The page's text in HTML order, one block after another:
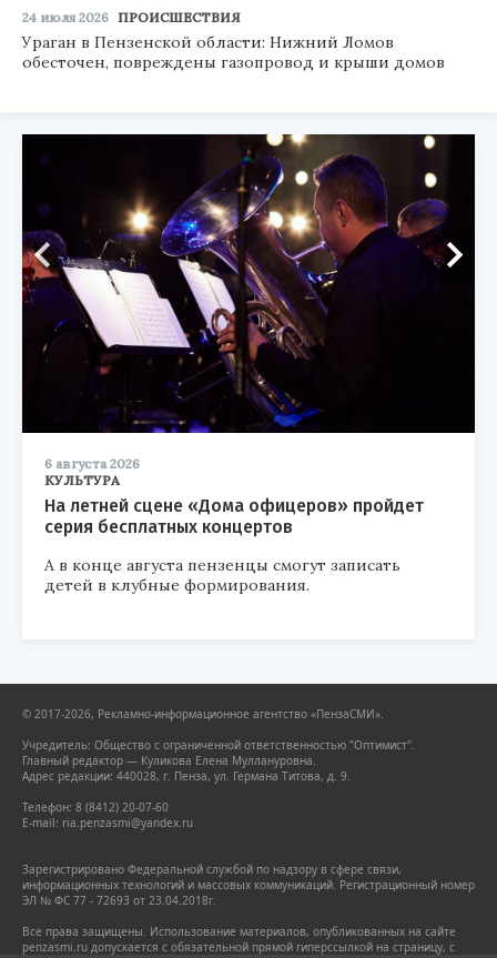
24 июля 2026 ПРОИСШЕСТВИЯ
Ураган в Пензенской области: Нижний Ломов
обесточен, повреждены газопровод и крыши домов
6 августа 2026
КУЛЬТУРА
На летней сцене «Дома офицеров» пройдет
серия бесплатных концертов
А в конце августа пензенцы смогут записать
детей в клубные формирования.
© 2017-2026, Рекламно-информационное агентство «ПензаСМИ».
Учредитель: Общество с ограниченной ответственностью "Оптимист".
Главный редактор — Куликова Елена Муллануровна.
Адрес редакции: 440028, г. Пенза, ул. Германа Титова, д. 9.
Телефон: 8 (8412) 20-07-60
E-mail: ria.penzasmi@yandex.ru
Зарегистрировано Федеральной службой по надзору в сфере связи,
информационных технологий и массовых коммуникаций. Регистрационный номер
ЭЛ № ФС 77 - 72693 от 23.04.2018г.
Все права защищены. Использование материалов, опубликованных на сайте
penzasmi.ru допускается с обязательной прямой гиперссылкой на страницу, с